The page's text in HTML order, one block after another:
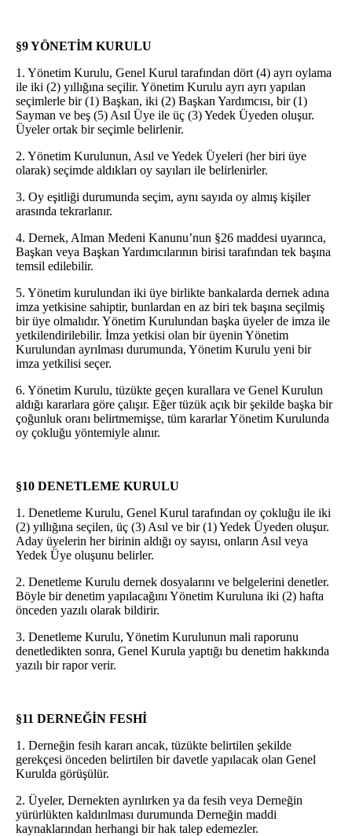
§9 YÖNETİM KURULU
1. Yönetim Kurulu, Genel Kurul tarafından dört (4) ayrı oylama
ile iki (2) yıllığına seçilir. Yönetim Kurulu ayrı ayrı yapılan
seçimlerle bir (1) Başkan, iki (2) Başkan Yardımcısı, bir (1)
Sayman ve beş (5) Asıl Üye ile üç (3) Yedek Üyeden oluşur.
Üyeler ortak bir seçimle belirlenir.
2. Yönetim Kurulunun, Asıl ve Yedek Üyeleri (her biri üye
olarak) seçimde aldıkları oy sayıları ile belirlenirler.
3. Oy eşitliği durumunda seçim, aynı sayıda oy almış kişiler
arasında tekrarlanır.
4. Dernek, Alman Medeni Kanunu’nun §26 maddesi uyarınca,
Başkan veya Başkan Yardımcılarının birisi tarafından tek başına
temsil edilebilir.
5. Yönetim kurulundan iki üye birlikte bankalarda dernek adına
imza yetkisine sahiptir, bunlardan en az biri tek başına seçilmiş
bir üye olmalıdır. Yönetim Kurulundan başka üyeler de imza ile
yetkilendirilebilir. İmza yetkisi olan bir üyenin Yönetim
Kurulundan ayrılması durumunda, Yönetim Kurulu yeni bir
imza yetkilisi seçer.
6. Yönetim Kurulu, tüzükte geçen kurallara ve Genel Kurulun
aldığı kararlara göre çalışır. Eğer tüzük açık bir şekilde başka bir
çoğunluk oranı belirtmemişse, tüm kararlar Yönetim Kurulunda
oy çokluğu yöntemiyle alınır.
§10 DENETLEME KURULU
1. Denetleme Kurulu, Genel Kurul tarafından oy çokluğu ile iki
(2) yıllığına seçilen, üç (3) Asıl ve bir (1) Yedek Üyeden oluşur.
Aday üyelerin her birinin aldığı oy sayısı, onların Asıl veya
Yedek Üye oluşunu belirler.
2. Denetleme Kurulu dernek dosyalarını ve belgelerini denetler.
Böyle bir denetim yapılacağını Yönetim Kuruluna iki (2) hafta
önceden yazılı olarak bildirir.
3. Denetleme Kurulu, Yönetim Kurulunun mali raporunu
denetledikten sonra, Genel Kurula yaptığı bu denetim hakkında
yazılı bir rapor verir.
§11 DERNEĞİN FESHİ
1. Derneğin fesih kararı ancak, tüzükte belirtilen şekilde
gerekçesi önceden belirtilen bir davetle yapılacak olan Genel
Kurulda görüşülür.
2. Üyeler, Dernekten ayrılırken ya da fesih veya Derneğin
yürürlükten kaldırılması durumunda Derneğin maddi
kaynaklarından herhangi bir hak talep edemezler.